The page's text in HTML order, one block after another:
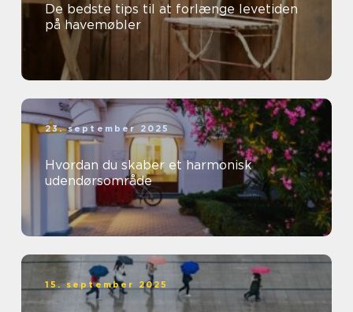
De bedste tips til at forlænge levetiden
på havemøbler
23. september 2025
Hvordan du skaber et harmonisk
udendørsområde
15. september 2025